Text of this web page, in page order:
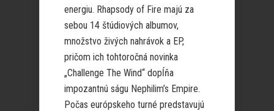
energiu. Rhapsody of Fire majú za
sebou 14 štúdiových albumov,
množstvo živých nahrávok a EP,
pričom ich tohtoročná novinka
„Challenge The Wind“ dopĺňa
impozantnú ságu Nephilim’s Empire.
Počas európskeho turné predstavujú